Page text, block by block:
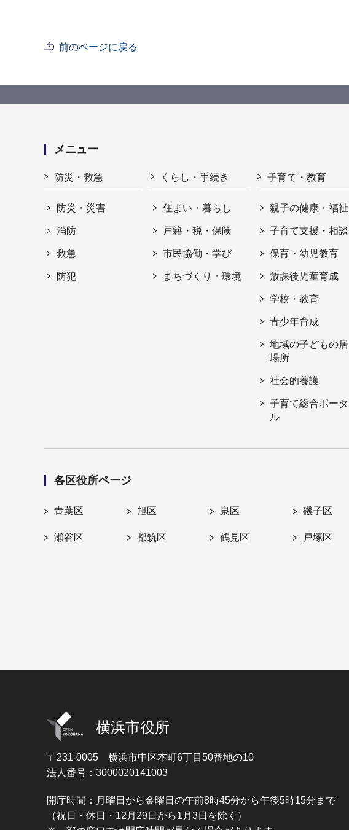
前のページに戻る
メニュー
防災・救急
防災・災害
消防
救急
防犯
くらし・手続き
住まい・暮らし
戸籍・税・保険
市民協働・学び
まちづくり・環境
子育て・教育
親子の健康・福祉
子育て支援・相談
保育・幼児教育
放課後児童育成
学校・教育
青少年育成
地域の子どもの居
場所
社会的養護
子育て総合ポータ
ル
各区役所ページ
青葉区 旭区 泉区 磯子区
瀬谷区 都筑区 鶴見区 戸塚区
横浜市役所
〒231-0005 横浜市中区本町6丁目50番地の10
法人番号：3000020141003
開庁時間：月曜日から金曜日の午前8時45分から午後5時15分まで
（祝日・休日・12月29日から1月3日を除く）